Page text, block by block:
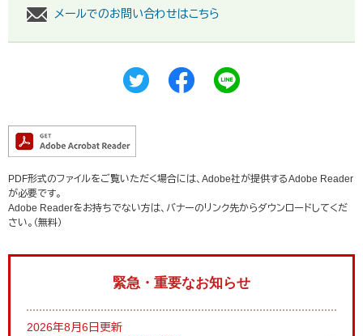
メールでのお問い合わせはこちら
PDF形式のファイルをご覧いただく場合には、Adobe社が提供するAdobe Reader
が必要です。
Adobe Readerをお持ちでない方は、バナーのリンク先からダウンロードしてくだ
さい。（無料）
緊急・重要なお知らせ
2026年8月6日更新